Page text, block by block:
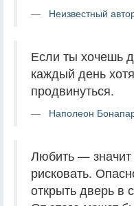
Неизвестный
Если ты хочешь
каждый день
продвинуться.
Наполеон
Любить —
рисковать.
открыть дверь в